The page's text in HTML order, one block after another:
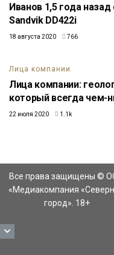
Иванов 1,5 года
Sandvik DD422i
18 августа 2020 766
Лица компании
Лица компании:
который всегда чем-
22 июля 2020 1.1k
Все права защищены ©
«Медиакомпания
город». 18+